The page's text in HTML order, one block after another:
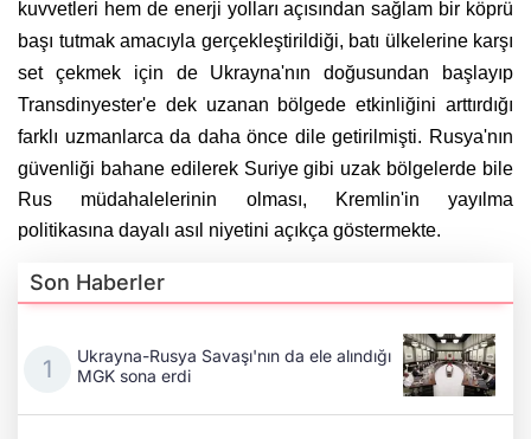
kuvvetleri hem de enerji yolları açısından sağlam bir köprü
başı tutmak amacıyla gerçekleştirildiği, batı ülkelerine karşı
set çekmek için de Ukrayna'nın doğusundan başlayıp
Transdinyester'e dek uzanan bölgede etkinliğini arttırdığı
farklı uzmanlarca da daha önce dile getirilmişti. Rusya'nın
güvenliği bahane edilerek Suriye gibi uzak bölgelerde bile
Rus müdahalelerinin olması, Kremlin'in yayılma
politikasına dayalı asıl niyetini açıkça göstermekte.
Son Haberler
Ukrayna-Rusya Savaşı'nın da ele alındığı
MGK sona erdi